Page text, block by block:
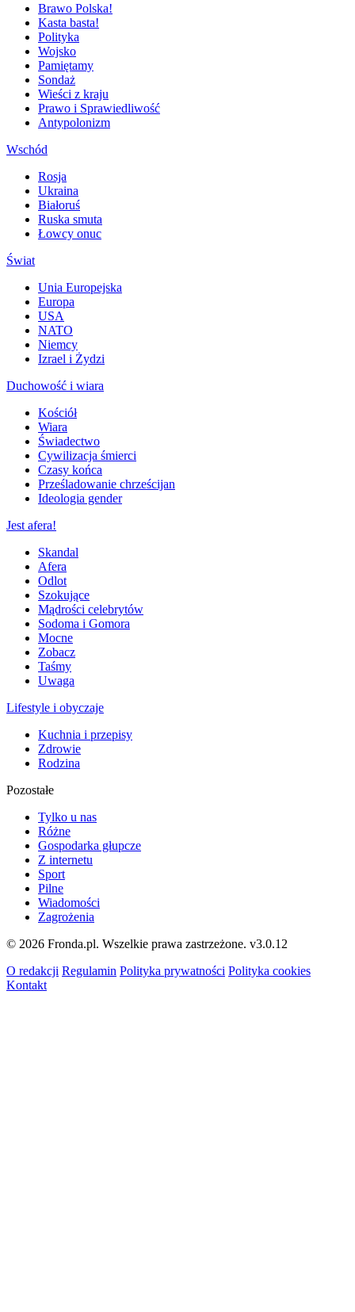
Brawo Polska!
Kasta basta!
Polityka
Wojsko
Pamiętamy
Sondaż
Wieści z kraju
Prawo i Sprawiedliwość
Antypolonizm
Wschód
Rosja
Ukraina
Białoruś
Ruska smuta
Łowcy onuc
Świat
Unia Europejska
Europa
USA
NATO
Niemcy
Izrael i Żydzi
Duchowość i wiara
Kościół
Wiara
Świadectwo
Cywilizacja śmierci
Czasy końca
Prześladowanie chrześcijan
Ideologia gender
Jest afera!
Skandal
Afera
Odlot
Szokujące
Mądrości celebrytów
Sodoma i Gomora
Mocne
Zobacz
Taśmy
Uwaga
Lifestyle i obyczaje
Kuchnia i przepisy
Zdrowie
Rodzina
Pozostałe
Tylko u nas
Różne
Gospodarka głupcze
Z internetu
Sport
Pilne
Wiadomości
Zagrożenia
© 2026 Fronda.pl. Wszelkie prawa zastrzeżone. v3.0.12
O redakcji Regulamin Polityka prywatności Polityka cookies
Kontakt